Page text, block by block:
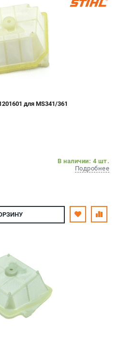
для MS341/361
В наличии: 4 шт.
Подробнее